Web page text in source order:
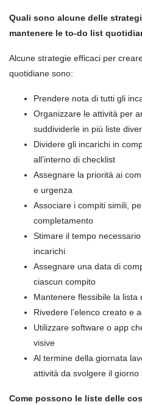
Quali sono alcune delle
mantenere le to-do list
Alcune strategie efficaci per
quotidiane sono:
Prendere nota di tutti gli
Organizzare le attività per
suddividerle in più liste
Dividere gli incarichi in
all’interno di checklist
Assegnare la priorità ai
e urgenza
Associare i compiti simili,
completamento
Stimare il tempo
incarichi
Assegnare una data di
ciascun compito
Mantenere flessibile la lista
Rivedere l’elenco creato e
Utilizzare software o app
visive
Al termine della giornata
attività da svolgere il giorno
Come possono le liste delle